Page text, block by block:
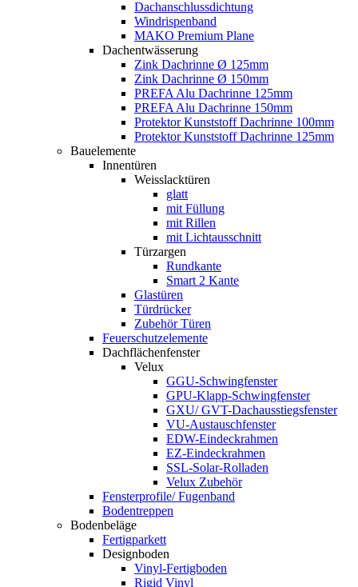
Dachanschlussdichtung
Windrispenband
MAKO Premium Plane
Dachentwässerung
Zink Dachrinne Ø 125mm
Zink Dachrinne Ø 150mm
PREFA Alu Dachrinne 125mm
PREFA Alu Dachrinne 150mm
Protektor Kunststoff Dachrinne 100mm
Protektor Kunststoff Dachrinne 125mm
Bauelemente
Innentüren
Weisslacktüren
glatt
mit Füllung
mit Rillen
mit Lichtausschnitt
Türzargen
Rundkante
Smart 2 Kante
Glastüren
Türdrücker
Zubehör Türen
Feuerschutzelemente
Dachflächenfenster
Velux
GGU-Schwingfenster
GPU-Klapp-Schwingfenster
GXU/ GVT-Dachausstiegsfenster
VU-Austauschfenster
EDW-Eindeckrahmen
EZ-Eindeckrahmen
SSL-Solar-Rolladen
Velux Zubehör
Fensterprofile/ Fugenband
Bodentreppen
Bodenbeläge
Fertigparkett
Designboden
Vinyl-Fertigboden
Rigid Vinyl